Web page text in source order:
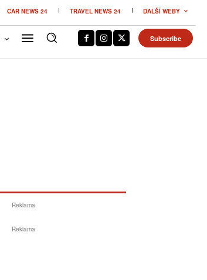
CAR NEWS 24 TRAVEL NEWS 24 DALŠÍ WEBY
Subscribe
Reklama
Reklama